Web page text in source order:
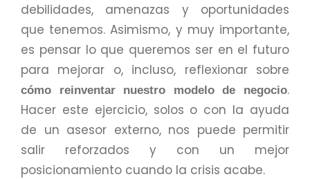
debilidades, amenazas y oportunidades
que tenemos. Asimismo, y muy importante,
es pensar lo que queremos ser en el futuro
para mejorar o, incluso, reflexionar sobre
cómo reinventar nuestro modelo de negocio.
Hacer este ejercicio, solos o con la ayuda
de un asesor externo, nos puede permitir
salir reforzados y con un mejor
posicionamiento cuando la crisis acabe.